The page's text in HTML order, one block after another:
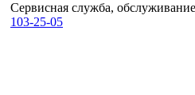
Сервисная служба,
103-25-05